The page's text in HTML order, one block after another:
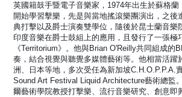
英國籍鼓手暨電子音樂家，1974年出生於蘇格
開始學習擊樂，先是與當地搖滾樂團演出，之後
典打擊以及爵士演奏雙學位，隨後於昆士蘭音樂
印度音樂在爵士鼓組上的應用，且發行了一張極
《Territorium》。他與Brian O'Reilly共同組成的
奏，結合視覺與聽覺多媒體藝術等。他相當活躍
洲、日本等地，多次受任為新加坡C.H.O.P.P.A.
Sound Art Festival Liquid Architecture藝術總監
爾藝術學院教授打擊樂、流行音樂研究、創意即